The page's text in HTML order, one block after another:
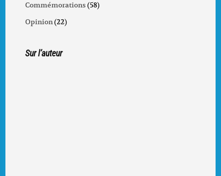
Commémorations (58)
Opinion(22)
Sur l’auteur